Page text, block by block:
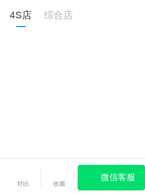
4S店 综合店
对比 收藏
微信客服